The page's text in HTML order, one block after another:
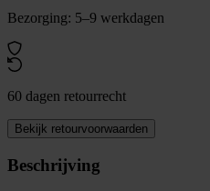
Bezorging: 5–9 werkdagen
60 dagen retourrecht
Bekijk retourvoorwaarden
Beschrijving